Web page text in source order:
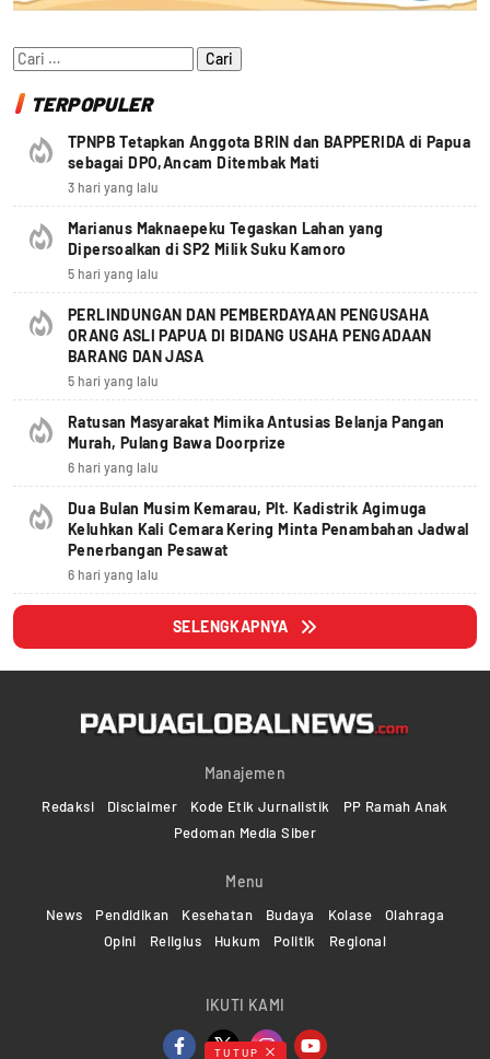
Cari
untuk:
TERPOPULER
TPNPB Tetapkan Anggota BRIN dan BAPPERIDA di Papua
sebagai DPO,Ancam Ditembak Mati
3 hari yang lalu
Marianus Maknaepeku Tegaskan Lahan yang
Dipersoalkan di SP2 Milik Suku Kamoro
5 hari yang lalu
PERLINDUNGAN DAN PEMBERDAYAAN PENGUSAHA
ORANG ASLI PAPUA DI BIDANG USAHA PENGADAAN
BARANG DAN JASA
5 hari yang lalu
Ratusan Masyarakat Mimika Antusias Belanja Pangan
Murah, Pulang Bawa Doorprize
6 hari yang lalu
Dua Bulan Musim Kemarau, Plt. Kadistrik Agimuga
Keluhkan Kali Cemara Kering Minta Penambahan Jadwal
Penerbangan Pesawat
6 hari yang lalu
SELENGKAPNYA
Manajemen
Redaksi Disclaimer Kode Etik Jurnalistik
PP Ramah Anak
Pedoman Media Siber
Menu
News Pendidikan Kesehatan Budaya Kolase
Olahraga
Opini
Religius Hukum Politik Regional
IKUTI KAMI
TUTUP